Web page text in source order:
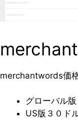
merchantwords価
グローバル
US版３０ド